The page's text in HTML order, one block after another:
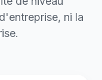
ni la